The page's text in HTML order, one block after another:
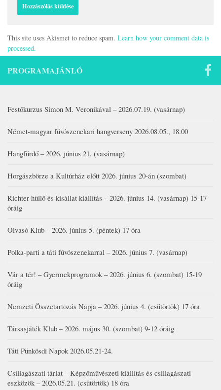
This site uses Akismet to reduce spam. Learn how your comment data is
processed.
PROGRAMAJÁNLÓ
Festőkurzus Simon M. Veronikával – 2026.07.19. (vasárnap)
Német-magyar fúvószenekari hangverseny 2026.08.05., 18.00
Hangfürdő – 2026. június 21. (vasárnap)
Horgászbörze a Kultúrház előtt 2026. június 20-án (szombat)
Richter hüllő és kisállat kiállítás – 2026. június 14. (vasárnap) 15-17
óráig
Olvasó Klub – 2026. június 5. (péntek) 17 óra
Polka-parti a táti fúvószenekarral – 2026. június 7. (vasárnap)
Vár a tér! – Gyermekprogramok – 2026. június 6. (szombat) 15-19
óráig
Nemzeti Összetartozás Napja – 2026. június 4. (csütörtök) 17 óra
Társasjáték Klub – 2026. május 30. (szombat) 9-12 óráig
Táti Pünkösdi Napok 2026.05.21-24.
Csillagászati tárlat – Képzőművészeti kiállítás és csillagászati
eszközök – 2026.05.21. (csütörtök) 18 óra